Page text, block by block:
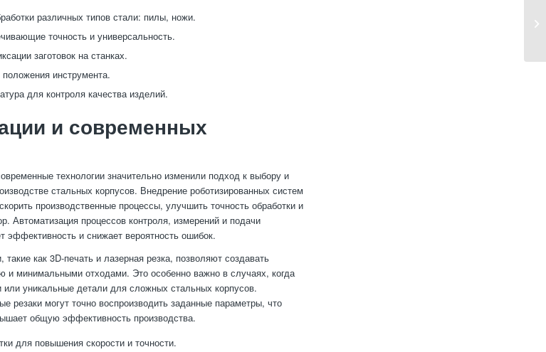
различных типов стали: пилы, ножи.
точность и универсальность.
заготовок на станках.
инструмента.
для контроля качества изделий.
и современных
технологии значительно изменили подход к выбору и
стальных корпусов. Внедрение роботизированных систем
производственные процессы, улучшить точность обработки и
Автоматизация процессов контроля, измерений и подачи
эффективность и снижает вероятность ошибок.
как 3D-печать и лазерная резка, позволяют создавать
и минимальными отходами. Это особенно важно в случаях, когда
уникальные детали для сложных стальных корпусов.
резаки могут точно воспроизводить заданные параметры, что
общую эффективность производства.
для повышения скорости и точности.